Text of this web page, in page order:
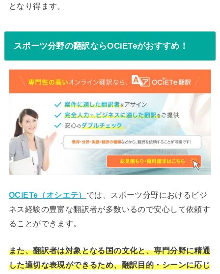
となり得ます。
スポーツ分野の翻訳ならOCiETeがおすすめ！
OCiETe（オシエテ） では、スポーツ分野におけるビジ
ネス経験の豊富な翻訳者が多数いるので安心して依頼す
ることができます。
また、翻訳者は対象となる国の文化と、専門分野に精通
した適切な表現ができるため、翻訳目的・シーンに応じ